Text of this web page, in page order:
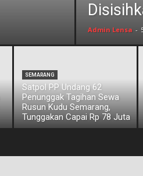
Admin Lensa -
SEMARANG
Satpol PP Undang 62
Penunggak Tagihan Sewa
Rusun Kudu Semarang,
Tunggakan Capai Rp 78 Juta